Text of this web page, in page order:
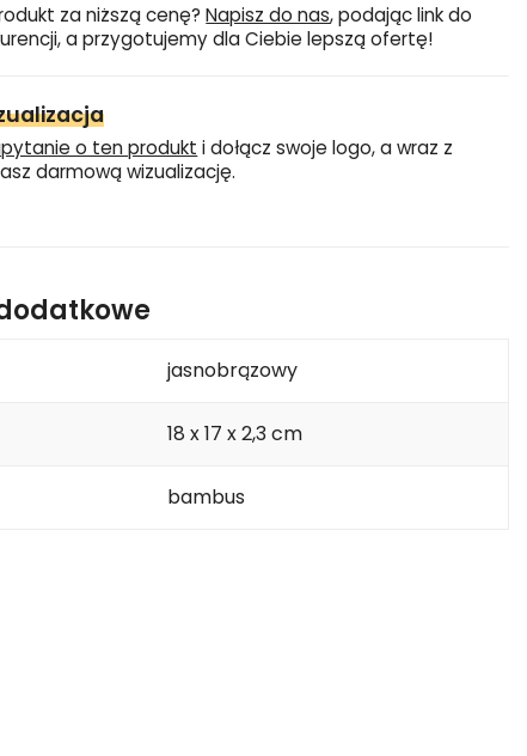
za niższą cenę?Napisz do nas, podając link do
a przygotujemy dla Ciebie lepszą ofertę!
o ten produkt i dołącz swoje logo, a wraz z
darmową wizualizację.
jasnobrązowy
18 x 17 x 2,3 cm
bambus